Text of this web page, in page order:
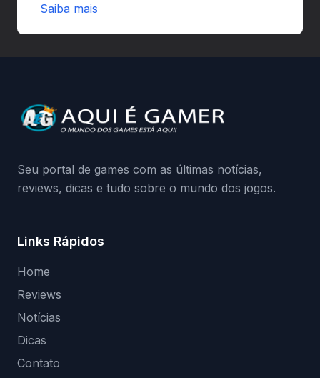
preload e avisa que quem usar versões não
da Playground: negação do preload,
medidas contra acessos não autorizados
Saiba mais
Seu portal de games com as últimas notícias,
reviews, dicas e tudo sobre o mundo dos jogos.
Links Rápidos
Home
Reviews
Notícias
Dicas
Contato